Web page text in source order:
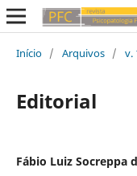
Início / Arquivos / v.
Editorial
Fábio Luiz Socreppa